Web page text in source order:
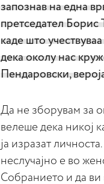
запознав на една
претседател Борис
каде што
дека околу нас
Пендаровски,
Да не зборувам за
велеше дека никој
ја изразат
неслучајно е во
Собранието и да ви